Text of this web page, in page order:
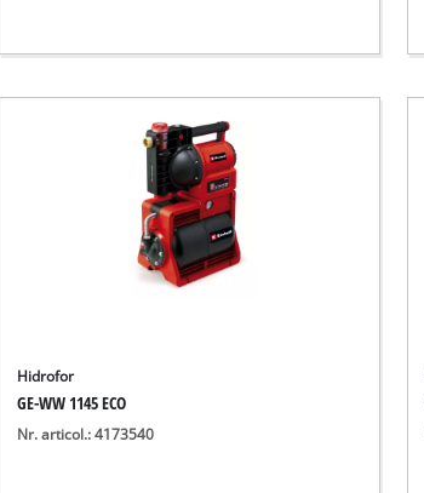
Hidrofor
GE-WW 1145 ECO
Nr. articol.: 4173540